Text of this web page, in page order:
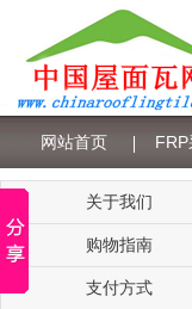
网站首页
树脂瓦积分关于我们
购物指南
支付方式